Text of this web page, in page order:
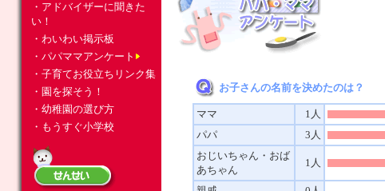
・アドバイザーに聞きた
い！
・わいわい掲示板
・パパママアンケート
・子育てお役立ちリンク集
・園を探そう！
・幼稚園の選び方
・もうすぐ小学校
お子さんの名前を決めたのは？
ママ 1人
パパ
3人
おじいちゃん・おば
あちゃん
1人